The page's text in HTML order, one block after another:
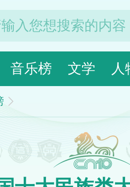
音乐榜 文学 人